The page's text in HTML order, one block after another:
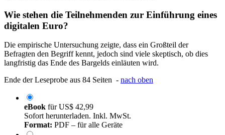
Wie stehen die Teilnehmenden zur Einführung eines
digitalen Euro?
Die empirische Untersuchung zeigte, dass ein Großteil der
Befragten den Begriff kennt, jedoch sind viele skeptisch, ob dies
langfristig das Ende des Bargelds einläuten wird.
Ende der Leseprobe aus 84 Seiten - nach oben
eBook fürUS$ 42,99
Sofort herunterladen. Inkl. MwSt.
Format: PDF – für alle Geräte